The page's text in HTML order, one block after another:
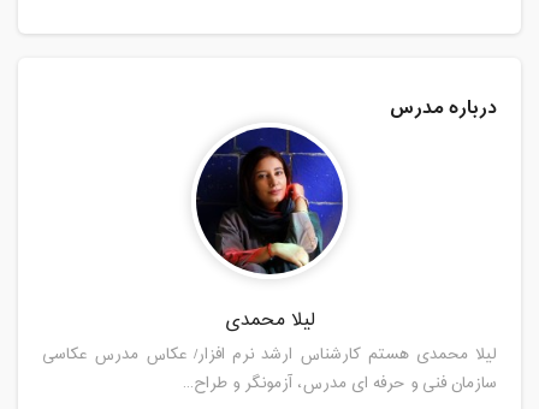
درباره مدرس
لیلا محمدی
لیلا محمدی هستم کارشناس ارشد نرم افزار/ عکاس مدرس عکاسی
سازمان فنی و حرفه ای مدرس، آزمونگر و طراح...